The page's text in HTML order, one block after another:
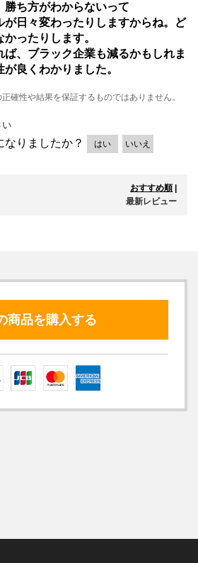
勝ち方がわからないって
が日々変わったりしますからね。ど
ったりします。
、ブラック企業も減るかもしれま
良くわかりました。
確性や結果を保証するものではありません。
い
なりましたか？ はい いいえ
おすすめ順
最新レビュー
商品を購入する